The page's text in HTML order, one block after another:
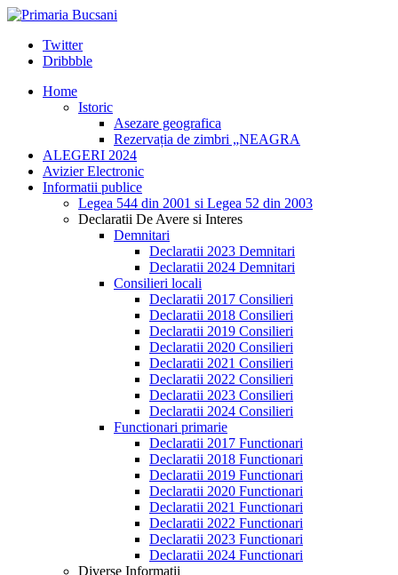
Twitter
Dribbble
Home
Istoric
Asezare geografica
Rezervația de zimbri „NEAGRA
ALEGERI 2024
Avizier Electronic
Informatii publice
Legea 544 din 2001 si Legea 52 din 2003
Declaratii De Avere si Interes
Demnitari
Declaratii 2023 Demnitari
Declaratii 2024 Demnitari
Consilieri locali
Declaratii 2017 Consilieri
Declaratii 2018 Consilieri
Declaratii 2019 Consilieri
Declaratii 2020 Consilieri
Declaratii 2021 Consilieri
Declaratii 2022 Consilieri
Declaratii 2023 Consilieri
Declaratii 2024 Consilieri
Functionari primarie
Declaratii 2017 Functionari
Declaratii 2018 Functionari
Declaratii 2019 Functionari
Declaratii 2020 Functionari
Declaratii 2021 Functionari
Declaratii 2022 Functionari
Declaratii 2023 Functionari
Declaratii 2024 Functionari
Diverse Informatii